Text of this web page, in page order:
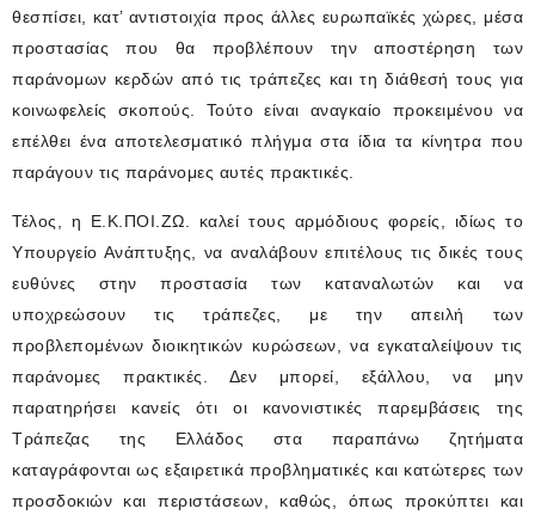
θεσπίσει, κατ’ αντιστοιχία προς άλλες ευρωπαϊκές χώρες, μέσα
προστασίας που θα προβλέπουν την αποστέρηση των
παράνομων κερδών από τις τράπεζες και τη διάθεσή τους για
κοινωφελείς σκοπούς. Τούτο είναι αναγκαίο προκειμένου να
επέλθει ένα αποτελεσματικό πλήγμα στα ίδια τα κίνητρα που
παράγουν τις παράνομες αυτές πρακτικές.
Τέλος, η Ε.Κ.ΠΟΙ.ΖΩ. καλεί τους αρμόδιους φορείς, ιδίως το
Υπουργείο Ανάπτυξης, να αναλάβουν επιτέλους τις δικές τους
ευθύνες στην προστασία των καταναλωτών και να
υποχρεώσουν τις τράπεζες, με την απειλή των
προβλεπομένων διοικητικών κυρώσεων, να εγκαταλείψουν τις
παράνομες πρακτικές. Δεν μπορεί, εξάλλου, να μην
παρατηρήσει κανείς ότι οι κανονιστικές παρεμβάσεις της
Τράπεζας της Ελλάδος στα παραπάνω ζητήματα
καταγράφονται ως εξαιρετικά προβληματικές και κατώτερες των
προσδοκιών και περιστάσεων, καθώς, όπως προκύπτει και